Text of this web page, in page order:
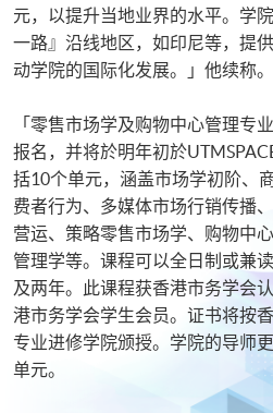
元，以提升当地业界的水平。学
一路』沿线地区，如印尼等，提
动学院的国际化发展。」他续称。
「零售市场学及购物中心管理专
报名，并将於明年初於
括10个单元，涵盖市场学初阶、
费者行为、多媒体市场行销传播
营运、策略零售市场学、购物中
管理学等。课程可以全日制或兼
及两年。此课程获香港市务学会
港市务学会学生会员。证书将按
专业进修学院颁授。学院的导师
单元。